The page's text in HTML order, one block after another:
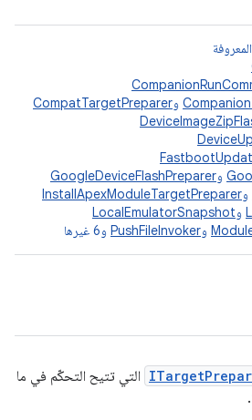
وCompatTargetPreparer
وGoogleDeviceFlashPreparer
وInstallApexModuleTargetPreparer
وLocalEmulatorSnapshot
وPushFileInvoker و6 غيرها
التي تتيح التحكّم في ما